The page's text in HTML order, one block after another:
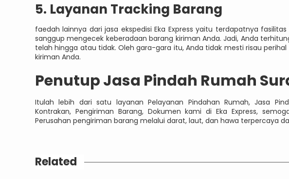
5. Layanan Tracking Barang
faedah lainnya dari jasa ekspedisi Eka Express yaitu terdapatnya
sanggup mengecek keberadaan barang kiriman Anda. Jadi, Anda
telah hingga atau tidak. Oleh gara-gara itu, Anda tidak mesti risau
kiriman Anda.
Penutup Jasa Pindah Rumah
Itulah lebih dari satu layanan Pelayanan Pindahan Rumah, Jasa
Kontrakan, Pengiriman Barang, Dokumen kami di Eka Express,
Perusahan pengiriman barang melalui darat, laut, dan hawa terpercaya
Related